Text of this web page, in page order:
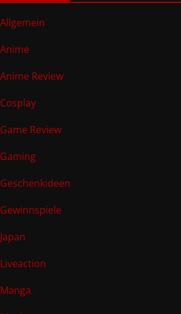
Allgemein
Anime
Anime Review
Cosplay
Game Review
Gaming
Geschenkideen
Gewinnspiele
Japan
Liveaction
Manga